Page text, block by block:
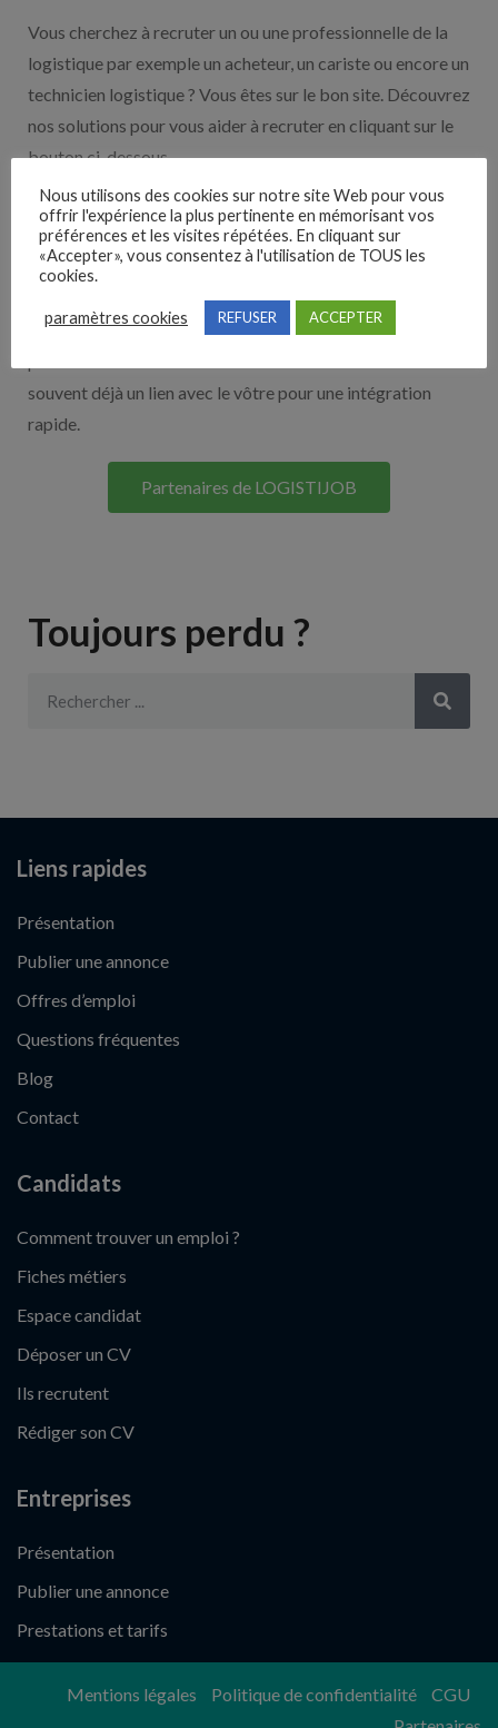
Vous cherchez à recruter un ou une professionnelle de la
logistique par exemple un acheteur, un cariste ou encore un
technicien logistique ? Vous êtes sur le bon site. Découvrez
nos solutions pour vous aider à recruter en cliquant sur le
bouton ci-dessous.
Nos solutions entreprises
Découvrez nos partenaires ! Moteurs de recherches,
multidiffuseurs, sites payant… nombreux sont nos
souvent déjà un lien avec le vôtre pour une intégration
rapide.
Partenaires de LOGISTIJOB
Toujours perdu ?
Liens rapides
Présentation
Publier une annonce
Offres d’emploi
Questions fréquentes
Blog
Contact
Candidats
Comment trouver un emploi ?
Fiches métiers
Espace candidat
Déposer un CV
Ils recrutent
Rédiger son CV
Entreprises
Présentation
Publier une annonce
Prestations et tarifs
Mentions légales Politique de confidentialité
CGU
Nous utilisons des cookies sur notre site Web pour vous
offrir l'expérience la plus pertinente en mémorisant vos
préférences et les visites répétées. En cliquant sur
«Accepter», vous consentez à l'utilisation de TOUS les
cookies.
paramètres cookies REFUSER ACCEPTER